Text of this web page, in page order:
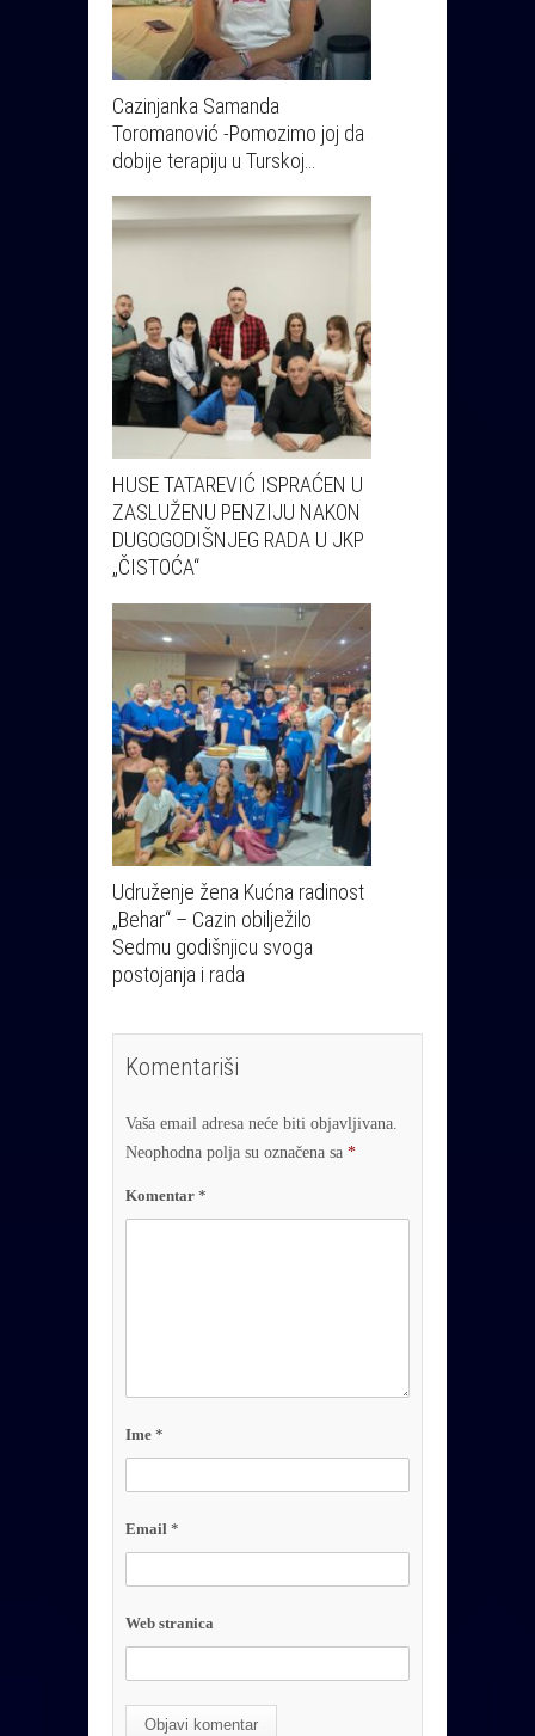
Cazinjanka Samanda
Toromanović -Pomozimo joj da
dobije terapiju u Turskoj…
HUSE TATAREVIĆ ISPRAĆEN U
ZASLUŽENU PENZIJU NAKON
DUGOGODIŠNJEG RADA U JKP
„ČISTOĆA“
Udruženje žena Kućna radinost
„Behar“ – Cazin obilježilo
Sedmu godišnjicu svoga
postojanja i rada
Komentariši
Vaša email adresa neće biti objavljivana.
Neophodna polja su označena sa *
Komentar *
Ime *
Email *
Web stranica